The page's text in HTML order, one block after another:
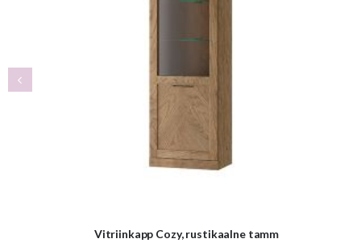
Vitriinkapp Cozy, rustikaalne tamm